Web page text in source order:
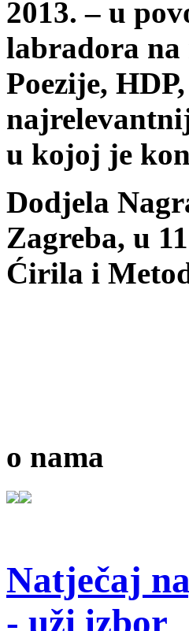
2013. – u
labradora na
Poezije,
u kojoj je
Dodjela
Zagreba, u
Ćirila i
o nama
Natječaj
- uži izbor